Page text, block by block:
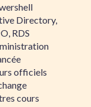
Directory,
RDS
officiels
cours